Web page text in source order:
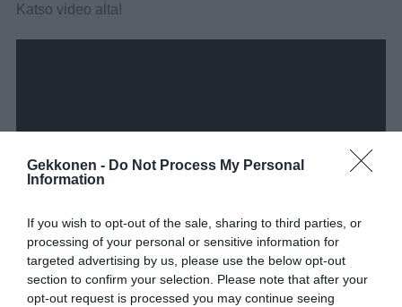
Gekkonen - Do Not Process My Personal
Information
If you wish to opt-out of the sale, sharing to third parties, or
processing of your personal or sensitive information for
targeted advertising by us, please use the below opt-out
section to confirm your selection. Please note that after your
opt-out request is processed you may continue seeing
Katso video alta!